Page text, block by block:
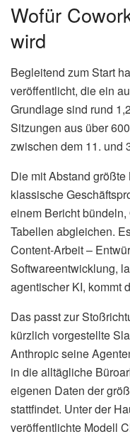
Wofür
wird
Begleitend zum Start
veröffentlicht, die ein
Grundlage sind rund
Sitzungen aus über
zwischen dem 11. und
Die mit Abstand
klassische
einem Bericht
Tabellen abgleichen.
Content-Arbeit –
Softwareentwicklung,
agentischer KI, kommt
Das passt zur
kürzlich vorgestellte
Anthropic seine
in die alltägliche
eigenen Daten der
stattfindet. Unter der
veröffentlichte Modell